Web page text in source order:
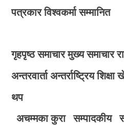
पत्रकार विश्वकर्मा सम्मानित
गृहपृष्ठ समाचार मुख्य समाचार
अन्तरवार्ता अन्तर्राष्ट्रिय शिक्षा
थप
अचम्मका कुरा
सम्पादकीय